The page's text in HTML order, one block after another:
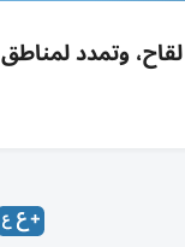
و136 وفاة بسلالة نادرة بلا لقاح، وتمدد لمناطق